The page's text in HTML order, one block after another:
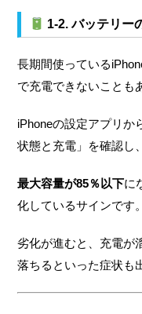
1-2. バッテリー
長期間使っている
で充電できないことも
iPhoneの設定アプリ
状態と充電」を確認し、
最大容量が85％以下に
化しているサインです。
劣化が進むと、充電が
落ちるといった症状も